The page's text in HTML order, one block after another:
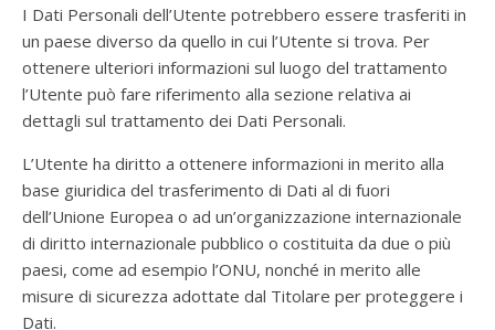
I Dati Personali dell’Utente potrebbero essere trasferiti in
un paese diverso da quello in cui l’Utente si trova. Per
ottenere ulteriori informazioni sul luogo del trattamento
l’Utente può fare riferimento alla sezione relativa ai
dettagli sul trattamento dei Dati Personali.
L’Utente ha diritto a ottenere informazioni in merito alla
base giuridica del trasferimento di Dati al di fuori
dell’Unione Europea o ad un’organizzazione internazionale
di diritto internazionale pubblico o costituita da due o più
paesi, come ad esempio l’ONU, nonché in merito alle
misure di sicurezza adottate dal Titolare per proteggere i
Dati.